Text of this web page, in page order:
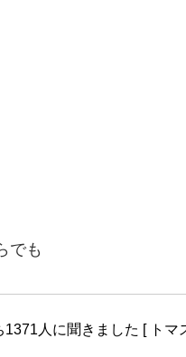
でも
人に聞きました [ トマ